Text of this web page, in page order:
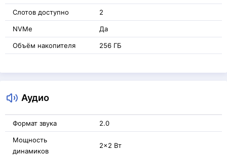
Слотов доступно 2
NVMe Да
Объём накопителя 256 ГБ
Аудио
Формат звука 2.0
Мощность
динамиков
2x2 Вт